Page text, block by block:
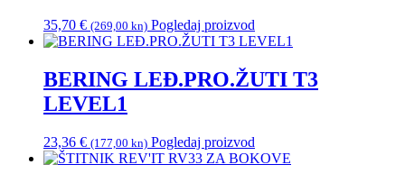
35,70 € (269,00 kn) Pogledaj proizvod
BERING LEĐ.PRO.ŽUTI T3
LEVEL1
23,36 € (177,00 kn) Pogledaj proizvod